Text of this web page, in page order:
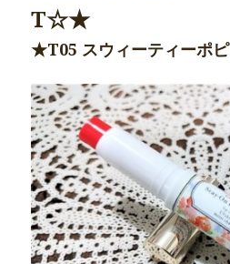
T☆★
★T05 スウィーティーポ